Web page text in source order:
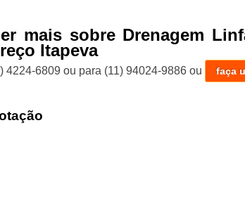
mais sobre Drenagem
Itapeva
4224-6809 ou para (11) 94024-9886 ou faça